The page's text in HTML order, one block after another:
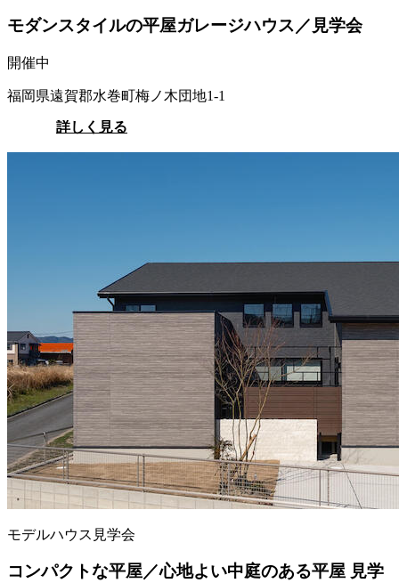
モダンスタイルの平屋ガレージハウス／見学会
開催中
福岡県遠賀郡水巻町梅ノ木団地1-1
詳しく見る
モデルハウス見学会
コンパクトな平屋／心地よい中庭のある平屋 見学